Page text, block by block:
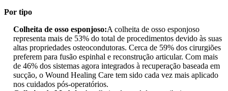
Por tipo
Colheita de osso esponjoso:A colheita de osso esponjoso
representa mais de 53% do total de procedimentos devido às suas
altas propriedades osteocondutoras. Cerca de 59% dos cirurgiões
preferem para fusão espinhal e reconstrução articular. Com mais
de 46% dos sistemas agora integrados à recuperação baseada em
sucção, o Wound Healing Care tem sido cada vez mais aplicado
nos cuidados pós-operatórios.